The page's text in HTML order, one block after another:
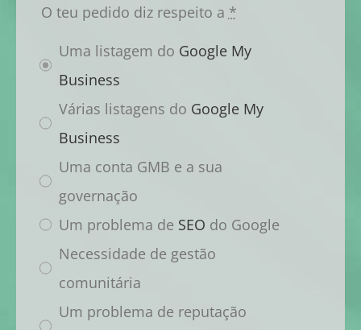
O teu pedido diz respeito a *
Uma listagem do Google My
Business
Várias listagens do Google My
Business
Uma conta GMB e a sua
governação
Um problema de SEO do Google
Necessidade de gestão
comunitária
Um problema de reputação